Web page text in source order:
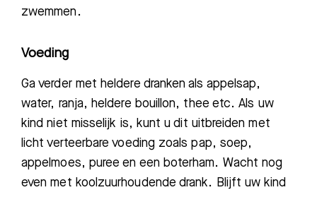
zwemmen.
Voeding
Ga verder met heldere dranken als appelsap,
water, ranja, heldere bouillon, thee etc. Als uw
kind niet misselijk is, kunt u dit uitbreiden met
licht verteerbare voeding zoals pap, soep,
appelmoes, puree en een boterham. Wacht nog
even met koolzuurhoudende drank. Blijft uw kind